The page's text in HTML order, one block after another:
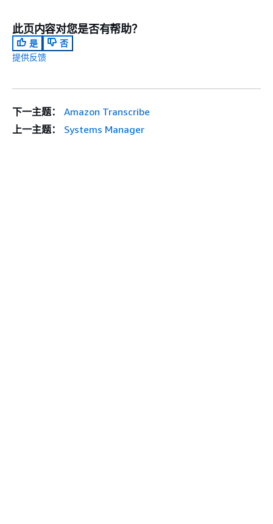
此页内容对您是否有帮助？
是
否
提供反馈
下一主题：
Amazon Transcribe
上一主题：
Systems Manager